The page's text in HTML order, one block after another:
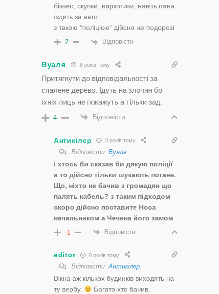
бізнес, скупки, наркотики, навіть пяна
їздить за авто.
з такою “поліцією” дійсно не подорозі
2 Відповісти
Вуаля 8 років тому
Притягнути до відповідальності за
спалене дерево. Ідуть на злочин бо
їхніх лиць не покажуть а тільки зад.
4 Відповісти
Антикілер 8 років тому
Відповісти Вуаля
і хтось би сказав би дякую поліції
а то дійсно тільки шукають погане.
Що, ніхто не бачив з громадян що
палять кабель? з таким підходом
скоро дійсно поставите Носа
начальником а Чечена його замом
-1 Відповісти
editor 8 років тому
ВідповістиАнтикілер
Вікна аж кількох будинків виходять на
ту вербу.
Багато хто бачив.